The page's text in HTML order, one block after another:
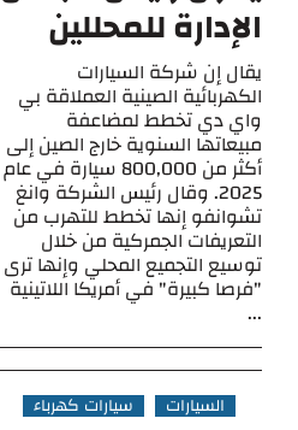
الإدارة للمحللين
يقال إن شركة السيارات
الكهربائية الصينية العملاقة بي
واي دي تخطط لمضاعفة
مبيعاتها السنوية خارج الصين إلى
أكثر من 800,000 سيارة في عام
2025. وقال رئيس الشركة وانغ
تشوانفو إنها تخطط للتهرب من
التعريفات الجمركية من خلال
توسيع التجميع المحلي وإنها ترى
"فرصا كبيرة" في أمريكا اللاتينية
...
السيارات سيارات كهرباء